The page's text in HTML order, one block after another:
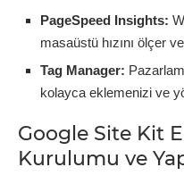
PageSpeed Insights:
masaüstü hızını ölçer
Tag Manager:
kolayca eklemenizi ve
Google Site Kit
Kurulumu ve